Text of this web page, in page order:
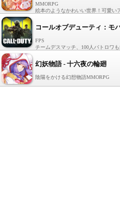
MMORPG
絵本のようなかわいい世界！可愛い
コールオブデューティ：モ
FPS
チームデスマッチ、100人バトロワも
幻妖物語 - 十六夜の輪廻
陰陽をかける幻想物語MMORPG